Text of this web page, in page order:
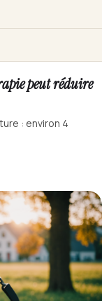
peut réduire
: environ 4